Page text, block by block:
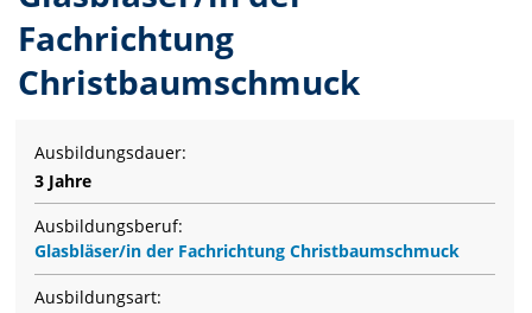
Fachrichtung
Christbaumschmuck
Ausbildungsdauer:
3 Jahre
Ausbildungsberuf:
Glasbläser/in der Fachrichtung Christbaumschmuck
Ausbildungsart: